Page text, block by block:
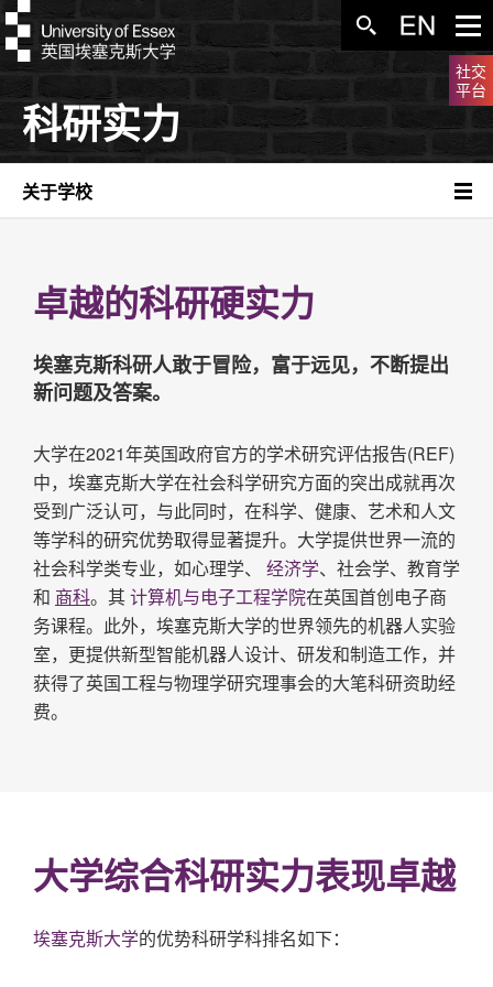
社交
平台
科研实力
关于学校
卓越的科研硬实力
埃塞克斯科研人敢于冒险，富于远见，不断提出
新问题及答案。
大学在2021年英国政府官方的学术研究评估报告(REF)
中，埃塞克斯大学在社会科学研究方面的突出成就再次
受到广泛认可，与此同时，在科学、健康、艺术和人文
等学科的研究优势取得显著提升。大学提供世界一流的
社会科学类专业，如心理学、 经济学、社会学、教育学
和 商科。其计算机与电子工程学院在英国首创电子商
务课程。此外，埃塞克斯大学的世界领先的机器人实验
室，更提供新型智能机器人设计、研发和制造工作，并
获得了英国工程与物理学研究理事会的大笔科研资助经
费。
大学综合科研实力表现卓越
埃塞克斯大学的优势科研学科排名如下：